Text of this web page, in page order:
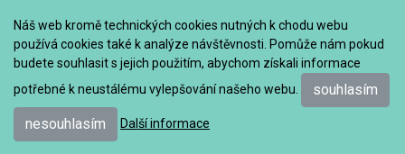
Náš web kromě technických cookies nutných k chodu webu
používá cookies také k analýze návštěvnosti. Pomůže nám pokud
budete souhlasit s jejich použitím, abychom získali informace
potřebné k neustálému vylepšování našeho webu.
souhlasím
nesouhlasím
Další informace